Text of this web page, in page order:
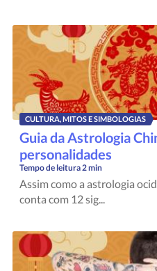
CULTURA, MITOS E SIMBOLOGIAS
Guia da Astrologia
personalidades
Tempo de leitura2 min
Assim como a astrologia
conta com 12 sig...